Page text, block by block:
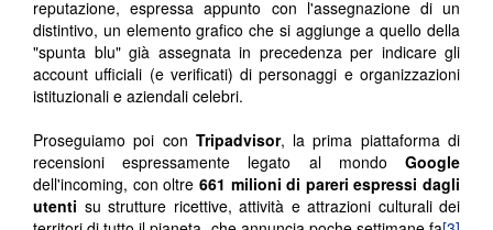
reputazione, espressa appunto con l'assegnazione di un
distintivo, un elemento grafico che si aggiunge a quello della
"spunta blu" già assegnata in precedenza per indicare gli
account ufficiali (e verificati) di personaggi e organizzazioni
istituzionali e aziendali celebri.
Proseguiamo poi con Tripadvisor, la prima piattaforma di
recensioni espressamente legato al mondo Google
dell'incoming, con oltre 661 milioni di pareri espressi dagli
utenti su strutture ricettive, attività e attrazioni culturali dei